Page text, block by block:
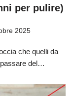
per pulire)
2025
che quelli da
del…